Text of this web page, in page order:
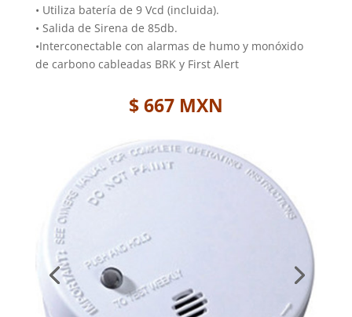
• Utiliza batería de 9 Vcd (incluida).
• Salida de Sirena de 85db.
•Interconectable con alarmas de humo y monóxido
de carbono cableadas BRK y First Alert
$ 667 MXN